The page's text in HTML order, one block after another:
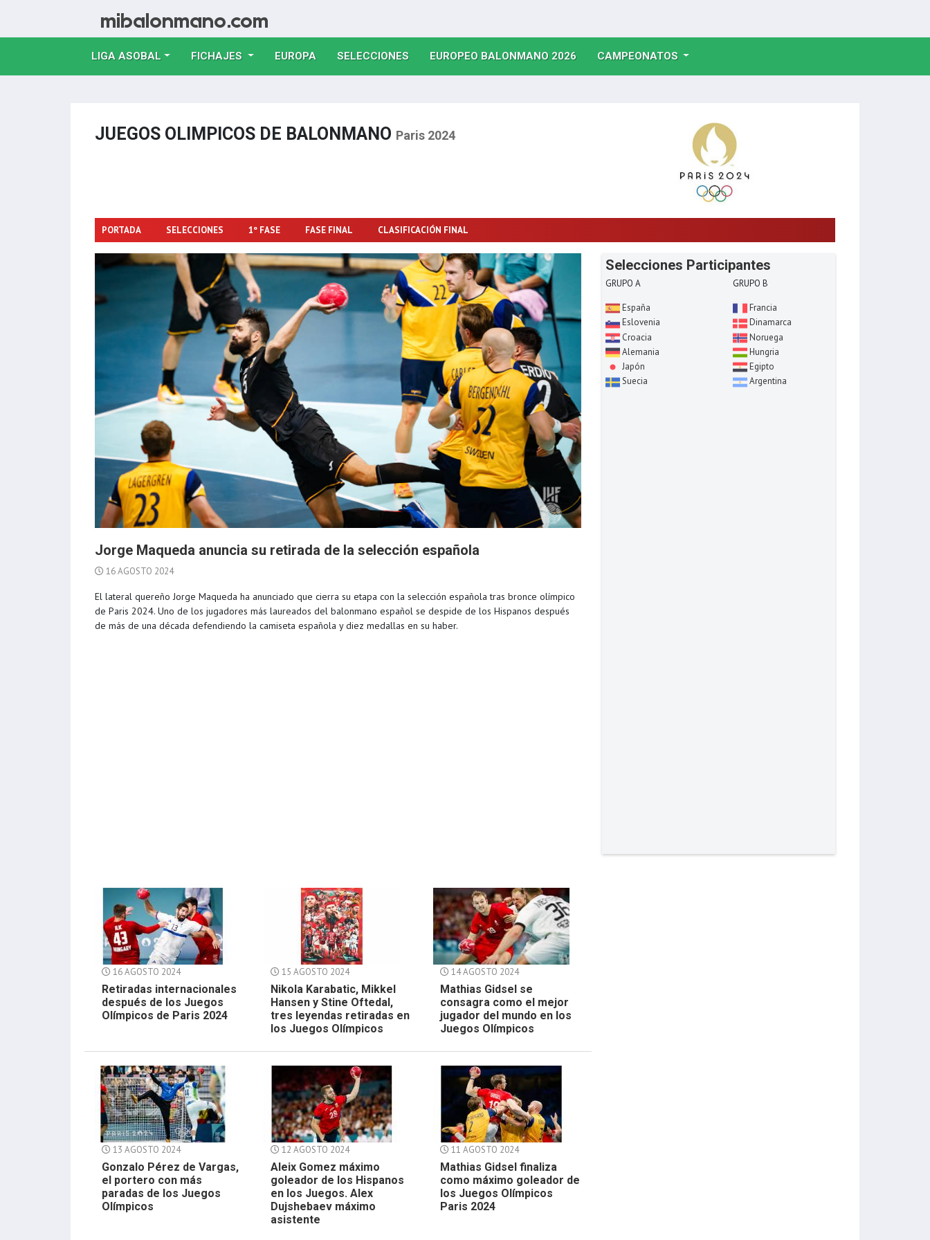
LIGA ASOBAL FICHAJES EUROPA(CURRENT)
SELECCIONES(CURRENT)
EUROPEO BALONMANO 2026(CURRENT)
CAMPEONATOS
JUEGOS OLIMPICOS DE BALONMANO Paris 2024
PORTADA SELECCIONES 1º FASE FASE FINAL CLASIFICACIÓN FINAL
Jorge Maqueda anuncia su retirada de la selección española
16 AGOSTO 2024
El lateral quereño Jorge Maqueda ha anunciado que cierra su etapa con la selección española tras bronce olímpico
de Paris 2024. Uno de los jugadores más laureados del balonmano español se despide de los Hispanos después
de más de una década defendiendo la camiseta española y diez medallas en su haber.
16 AGOSTO 2024
Retiradas internacionales
después de los Juegos
Olímpicos de Paris 2024
15 AGOSTO 2024
Nikola Karabatic, Mikkel
Hansen y Stine Oftedal,
tres leyendas retiradas en
los Juegos Olímpicos
14 AGOSTO 2024
Mathias Gidsel se
consagra como el mejor
jugador del mundo en los
Juegos Olímpicos
13 AGOSTO 2024
Gonzalo Pérez de Vargas,
el portero con más
paradas de los Juegos
Olímpicos
12 AGOSTO 2024
Aleix Gomez máximo
goleador de los Hispanos
en los Juegos. Alex
Dujshebaev máximo
asistente
11 AGOSTO 2024
Mathias Gidsel finaliza
como máximo goleador de
los Juegos Olímpicos
Paris 2024
Selecciones Participantes
GRUPO A
España
Eslovenia
Croacia
Alemania
Japón
Suecia
GRUPO B
Francia
Dinamarca
Noruega
Hungria
Egipto
Argentina